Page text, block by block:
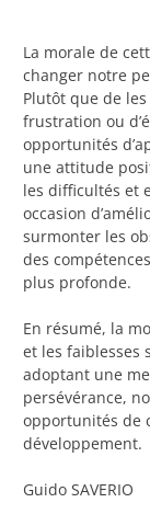
La morale de
changer notre
Plutôt que de
frustration ou
opportunités
une attitude
les difficultés et
occasion
surmonter les
des
plus profonde.
En résumé, la
et les faiblesses
adoptant une
persévérance,
opportunités de
développement.
Guido SAVERIO